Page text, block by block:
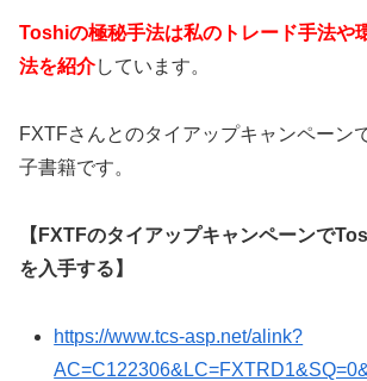
Toshiの極秘手法は私のトレード手法や
法を紹介しています。
FXTFさんとのタイアップキャンペーン
子書籍です。
【FXTFのタイアップキャンペーンで
を入手する】
https://www.tcs-asp.net/alink?